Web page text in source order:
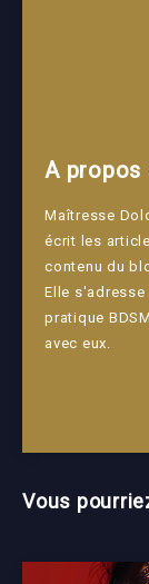
A propos
Maîtresse
écrit les
contenu du
Elle
pratique
avec eux.
Vous